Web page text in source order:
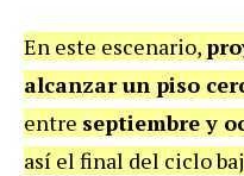
En este escenario,
alcanzar un piso
entre septiembre y
así el final del ciclo